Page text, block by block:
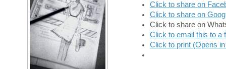
Click to share on
Click to share on
Click to share on
Click to email this to a
Click to print (Opens